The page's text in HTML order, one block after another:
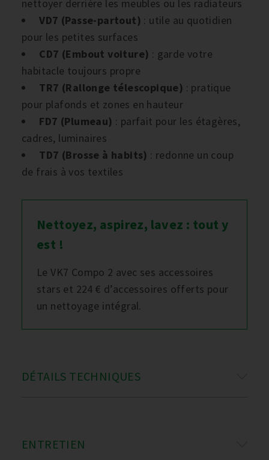
nettoyer derrière les meubles ou les radiateurs
VD7 (Passe-partout) : utile au quotidien
pour les petites surfaces
CD7 (Embout voiture) : garde votre
habitacle toujours propre
TR7 (Rallonge télescopique) : pratique
pour plafonds et zones en hauteur
FD7 (Plumeau) : parfait pour les étagères,
cadres, luminaires
TD7 (Brosse à habits) : redonne un coup
de frais à vos textiles
Nettoyez, aspirez, lavez : tout y
est !
Le VK7 Compo 2 avec ses accessoires
stars et 224 € d’accessoires offerts pour
un nettoyage intégral.
DÉTAILS TECHNIQUES
ENTRETIEN